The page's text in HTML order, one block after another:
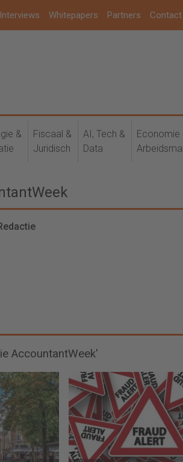
Interviews Whitepapers Partners Contact
&
Fiscaal &
Juridisch
AI, Tech &
Data
Economie
AccountantWeek'